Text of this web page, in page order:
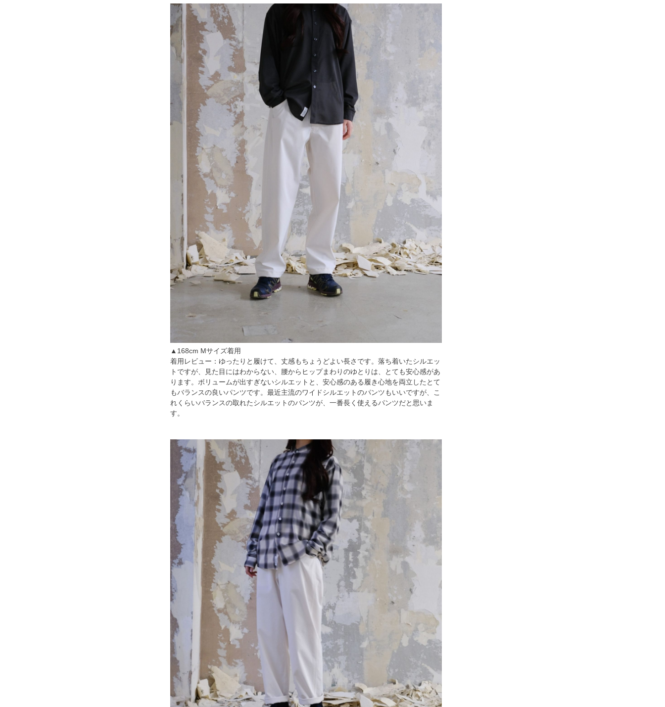
▲168cm Mサイズ着用
着用レビュー：ゆったりと履けて、丈感もちょうどよい長さです。落ち着いたシルエッ
トですが、見た目にはわからない、腰からヒップまわりのゆとりは、とても安心感があ
ります。ボリュームが出すぎないシルエットと、安心感のある履き心地を両立したとて
もバランスの良いパンツです。最近主流のワイドシルエットのパンツもいいですが、こ
れくらいバランスの取れたシルエットのパンツが、一番長く使えるパンツだと思いま
す。